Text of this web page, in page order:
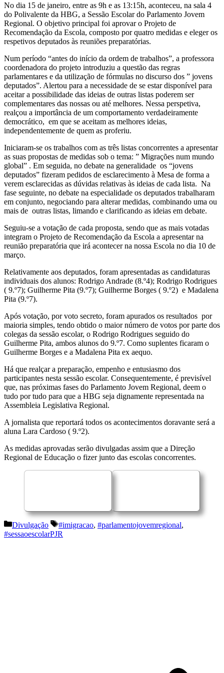
No dia 15 de janeiro, entre as 9h e as 13:15h, aconteceu, na sala 4
do Polivalente da HBG, a Sessão Escolar do Parlamento Jovem
Regional. O objetivo principal foi aprovar o Projeto de
Recomendação da Escola, composto por quatro medidas e eleger os
respetivos deputados às reuniões preparatórias.
Num período “antes do início da ordem de trabalhos”, a professora
coordenadora do projeto introduziu a questão das regras
parlamentares e da utilização de fórmulas no discurso dos ” jovens
deputados”. Alertou para a necessidade de se estar disponível para
aceitar a possibilidade das ideias de outras listas poderem ser
complementares das nossas ou até melhores. Nessa perspetiva,
realçou a importância de um comportamento verdadeiramente
democrático, em que se aceitam as melhores ideias,
independentemente de quem as proferiu.
Iniciaram-se os trabalhos com as três listas concorrentes a apresentar
as suas propostas de medidas sob o tema: ” Migrações num mundo
global” . Em seguida, no debate na generalidade os “jovens
deputados” fizeram pedidos de esclarecimento à Mesa de forma a
verem esclarecidas as dúvidas relativas às ideias de cada lista. Na
fase seguinte, no debate na especialidade os deputados trabalharam
em conjunto, negociando para alterar medidas, combinando uma ou
mais de outras listas, limando e clarificando as ideias em debate.
Seguiu-se a votação de cada proposta, sendo que as mais votadas
integram o Projeto de Recomendação da Escola a apresentar na
reunião preparatória que irá acontecer na nossa Escola no dia 10 de
março.
Relativamente aos deputados, foram apresentadas as candidaturas
individuais dos alunos: Rodrigo Andrade (8.º4); Rodrigo Rodrigues
( 9.º7); Guilherme Pita (9.º7); Guilherme Borges ( 9.º2) e Madalena
Pita (9.º7).
Após votação, por voto secreto, foram apurados os resultados por
maioria simples, tendo obtido o maior número de votos por parte dos
colegas da sessão escolar, o Rodrigo Rodrigues seguido do
Guilherme Pita, ambos alunos do 9.º7. Como suplentes ficaram o
Guilherme Borges e a Madalena Pita ex aequo.
Há que realçar a preparação, empenho e entusiasmo dos
participantes nesta sessão escolar. Consequentemente, é previsível
que, nas próximas fases do Parlamento Jovem Regional, deem o
tudo por tudo para que a HBG seja dignamente representada na
Assembleia Legislativa Regional.
A jornalista que reportará todos os acontecimentos doravante será a
aluna Lara Cardoso ( 9.º2).
As medidas aprovadas serão divulgadas assim que a Direção
Regional de Educação o fizer junto das escolas concorrentes.
Categorias
Divulgação Etiquetas
#imigracao, #parlamentojovemregional,
#sessaoescolarPJR